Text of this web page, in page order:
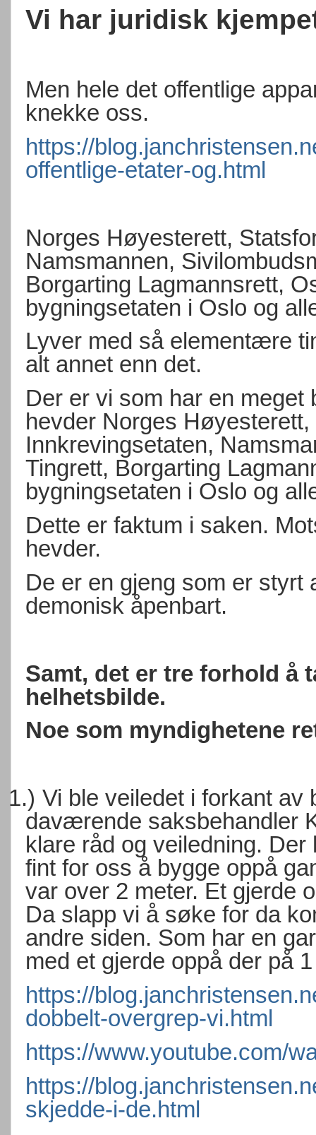
Vi har juridisk
Men hele det offentlige
knekke oss.
https://
offentlige-etater-og.html
Norges Høyesterett,
Namsmannen,
Borgarting Lagmannsrett,
bygningsetaten i Oslo og
Lyver med så elementære
alt annet enn det.
Der er vi som har en meget
hevder Norges
Innkrevingsetaten,
Tingrett, Borgarting
bygningsetaten i Oslo og
Dette er faktum i saken.
hevder.
De er en gjeng som er styrt
demonisk åpenbart.
Samt, det er tre forhold å
helhetsbilde.
Noe som myndighetene
1.) Vi ble veiledet i forkant av
daværende saksbehandler
klare råd og veiledning.
fint for oss å bygge oppå
var over 2 meter. Et gjerde
Da slapp vi å søke for da
andre siden. Som har en
med et gjerde oppå der på
https://
dobbelt-overgrep-vi.html
https://www.youtube.com/
https://
skjedde-i-de.html